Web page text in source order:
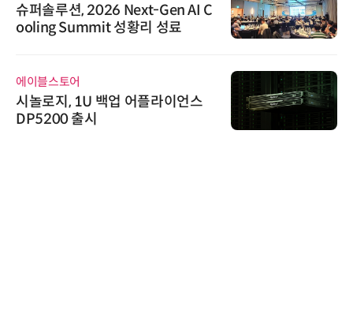
슈퍼솔루션, 2026 Next-Gen AI C
ooling Summit 성황리 성료
에이블스토어
시놀로지, 1U 백업 어플라이언스
DP5200 출시